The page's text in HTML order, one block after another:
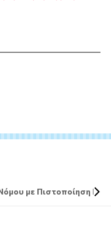
με Πιστοποίηση DIN